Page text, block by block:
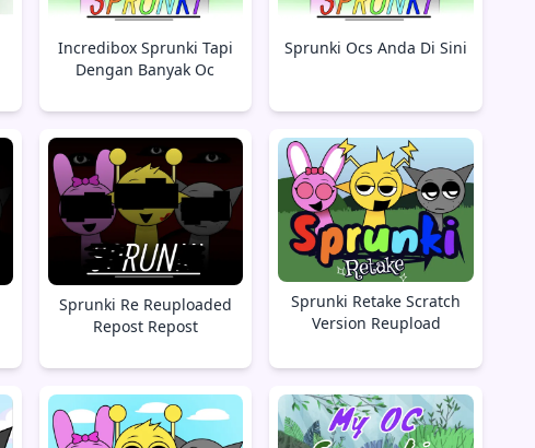
Incredibox Sprunki Tapi
Dengan Banyak Oc
Sprunki Ocs Anda Di Sini
Sprunki Re Reuploaded
Repost Repost
Sprunki Retake Scratch
Version Reupload